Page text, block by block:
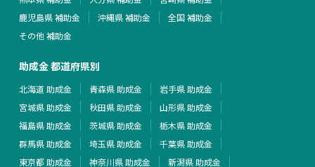
鹿児島県 補助金
沖縄県 補助金
全国 補助金
その他 補助金
助成金 都道府県別
北海道 助成金 青森県 助成金
岩手県 助成金
宮城県 助成金
秋田県 助成金
山形県 助成金
福島県 助成金
茨城県 助成金
栃木県 助成金
群馬県 助成金
埼玉県 助成金
千葉県 助成金
東京都 助成金
神奈川県 助成金
新潟県 助成金